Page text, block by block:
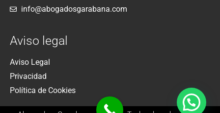
info@abogadosgarabana.com
Aviso legal
Aviso Legal
Privacidad
Política de Cookies